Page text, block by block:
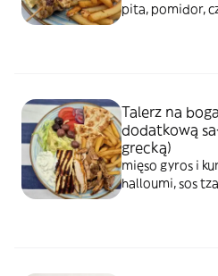
pita, pomidor,
Talerz na
dodatkową
grecką)
mięso gyros i
halloumi, sos tzatziki, frytki,